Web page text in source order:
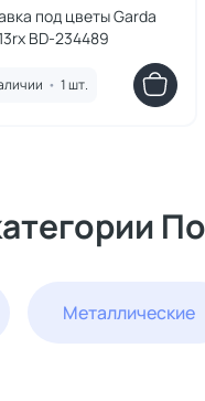
под цветы Garda
BD-234489
• 1 шт.
Металлические